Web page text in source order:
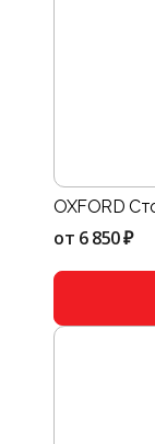
OXFORD
от 6 850 ₽